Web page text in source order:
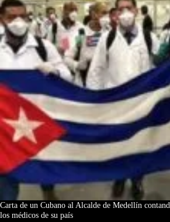
Carta de un Cubano al Alcalde de Medellín
los médicos de su país